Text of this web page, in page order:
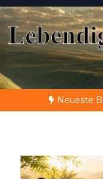
Himmelwärts
Neueste
Zeit Glauben